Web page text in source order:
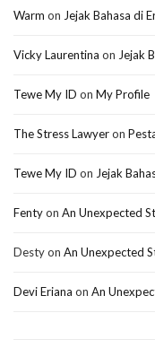
Warm on Jejak Bahasa di
Vicky Laurentina on Jejak
Tewe My ID on My Profile
The Stress Lawyeron
Tewe My ID on Jejak
Fentyon An Unexpected
Destyon An Unexpected
Devi Eriana on An